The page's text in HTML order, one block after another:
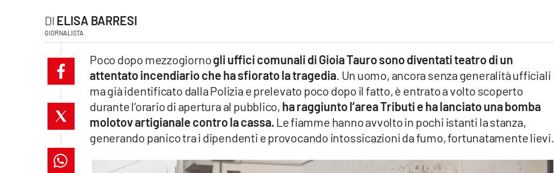
lacitymag.it
catanzarochannel.it
ELISA BARRESI
GIORNALISTA
Poco dopo mezzogiornogli uffici comunali di Gioia Tauro sono diventati teatro di un
attentato incendiario che ha sfiorato la tragedia. Un uomo, ancora senza generalità ufficiali
ma già identificato dalla Polizia e prelevato poco dopo il fatto, è entrato a volto scoperto
durante l’orario di apertura al pubblico, ha raggiunto l’area Tributi e ha lanciato una bomba
molotov artigianale contro la cassa. Le fiamme hanno avvolto in pochi istanti la stanza,
generando panico tra i dipendenti e provocando intossicazioni da fumo, fortunatamente lievi.